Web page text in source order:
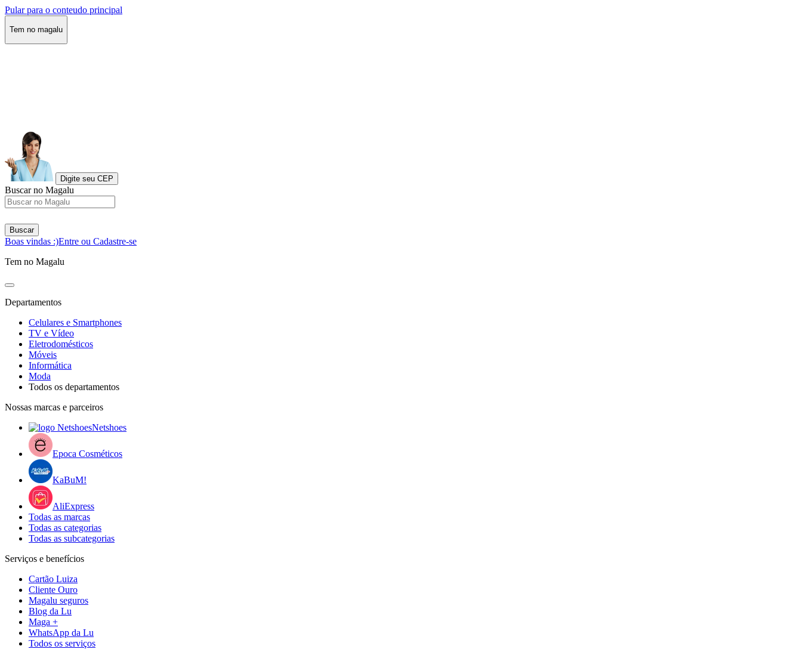
Pular para o conteudo principal
Tem no magalu
Digite seu CEP
Buscar no Magalu
Buscar
Boas vindas :)Entre ou Cadastre-se
Tem no Magalu
Departamentos
Celulares e Smartphones
TV e Vídeo
Eletrodomésticos
Móveis
Informática
Moda
Todos os departamentos
Nossas marcas e parceiros
Netshoes
Epoca Cosméticos
KaBuM!
AliExpress
Todas as marcas
Todas as categorias
Todas as subcategorias
Serviços e benefícios
Cartão Luiza
Cliente Ouro
Magalu seguros
Blog da Lu
Maga +
WhatsApp da Lu
Todos os serviços